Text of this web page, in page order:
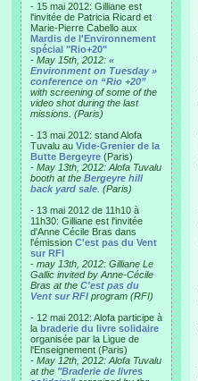
- 15 mai 2012: Gilliane est
l'invitée de Patricia Ricard et
Marie-Pierre Cabello aux
Mardis de l'Environnement
spécial "Rio+20"
- May 15th, 2012: «
Environment on Tuesday »
conference on “Rio +20”
with screening of some of the
video shot during the last
missions. (Paris)
- 13 mai 2012: stand Alofa
Tuvalu au Vide-Grenier de la
Butte Bergeyre (Paris)
- May 13th, 2012: Alofa Tuvalu
booth at the Bergeyre hill
back yard sale . (Paris)
- 13 mai 2012 de 11h10 à
11h30: Gilliane est l'invitée
d'Anne Cécile Bras dans
l'émission C'est pas du Vent
sur RFI
- may 13th, 2012: Gilliane Le
Gallic invited by Anne-Cécile
Bras at the C'est pas du
Vent sur RFI program (RFI)
- 12 mai 2012: Alofa participe à
la braderie du livre solidaire
organisée par la Ligue de
l'Enseignement (Paris)
- May 12th, 2012: Alofa Tuvalu
at the "Braderie de livres